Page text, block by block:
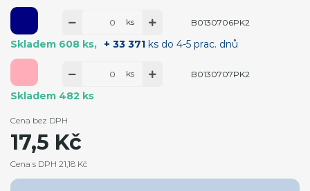
Skladem 608 ks + 33 371 ks do 4-5 prac. dnů
ks B0130706PK2
Skladem 482 ks
ks B0130707PK2
Cena bez DPH
17,5 Kč
Cena s DPH 21,18 Kč